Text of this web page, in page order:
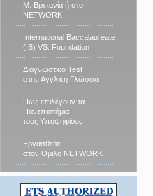
Μ. Βρετανία ή στο
NETWORK
International Baccalaureate
(IB) VS. Foundation
Διαγνωστικό Test
στην Αγγλική Γλώσσα
Πως επιλέγουν τα
Πανεπιστήμια
τους Υποψηφίους
Εργασθείτε
στον Όμιλο NETWORK